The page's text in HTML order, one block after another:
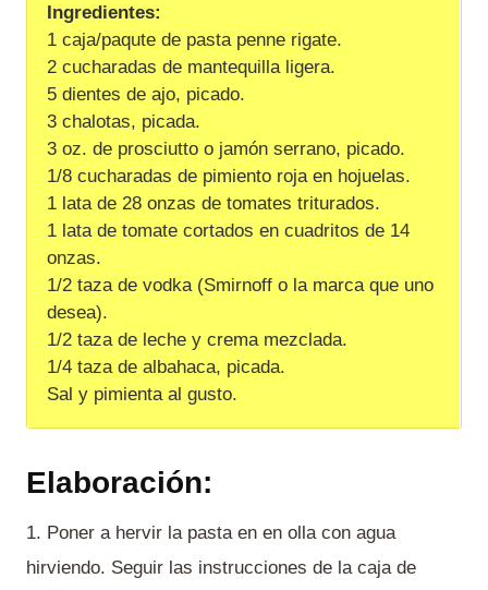
Ingredientes:
1 caja/paqute de pasta penne rigate.
2 cucharadas de mantequilla ligera.
5 dientes de ajo, picado.
3 chalotas, picada.
3 oz. de prosciutto o jamón serrano, picado.
1/8 cucharadas de pimiento roja en hojuelas.
1 lata de 28 onzas de tomates triturados.
1 lata de tomate cortados en cuadritos de 14
onzas.
1/2 taza de vodka (Smirnoff o la marca que uno
desea).
1/2 taza de leche y crema mezclada.
1/4 taza de albahaca, picada.
Sal y pimienta al gusto.
Elaboración:
1. Poner a hervir la pasta en en olla con agua
hirviendo. Seguir las instrucciones de la caja de